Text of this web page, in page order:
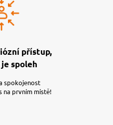
přístup,
spoleh
spokojenost
na prvním místě!